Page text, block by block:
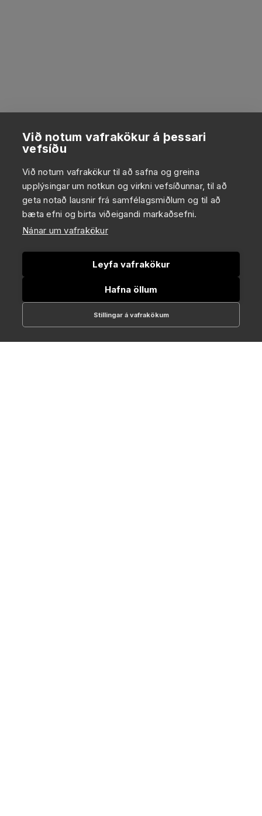
Við notum vafrakökur á þessari
vefsíðu
Við notum vafrakökur til að safna og greina
upplýsingar um notkun og virkni vefsíðunnar, til að
geta notað lausnir frá samfélagsmiðlum og til að
bæta efni og birta viðeigandi markaðsefni.
Nánar um vafrakökur
Leyfa vafrakökur
Hafna öllum
Stillingar á vafrakökum